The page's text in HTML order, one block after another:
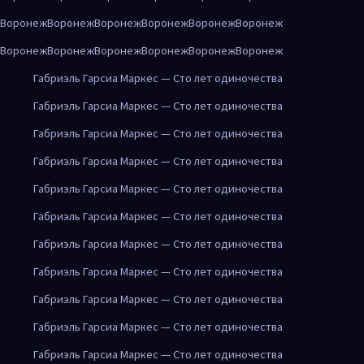
ВоронежВоронежВоронежВоронежВоронежВоронеж
ВоронежВоронежВоронежВоронежВоронежВоронеж
Габриэль Гарсиа Маркес — Сто лет одиночества
Габриэль Гарсиа Маркес — Сто лет одиночества
Габриэль Гарсиа Маркес — Сто лет одиночества
Габриэль Гарсиа Маркес — Сто лет одиночества
Габриэль Гарсиа Маркес — Сто лет одиночества
Габриэль Гарсиа Маркес — Сто лет одиночества
Габриэль Гарсиа Маркес — Сто лет одиночества
Габриэль Гарсиа Маркес — Сто лет одиночества
Габриэль Гарсиа Маркес — Сто лет одиночества
Габриэль Гарсиа Маркес — Сто лет одиночества
Габриэль Гарсиа Маркес — Сто лет одиночества